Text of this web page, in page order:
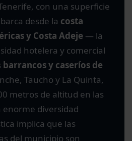
con una superficie
desde la costa
y Costa Adeje — la
hotelera y comercial
barrancos y caseríos de
Taucho y La Quinta,
metros de altitud en las
enorme diversidad
implica que las
del municipio son